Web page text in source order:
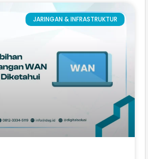
JARINGAN & INFRASTRUKTUR